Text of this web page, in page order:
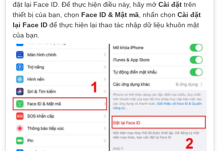
đặt lại Face ID. Để thực hiện điều này, hãy mở Cài đặttrên
thiết bị của bạn, chọn Face ID & Mật mã, nhấn chọn Cài đặt
lại Face IDđể thực hiện lại thao tác nhập dữ liệu khuôn mặt
của bạn.